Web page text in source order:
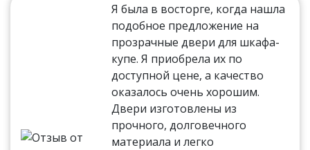
Я была в восторге, когда нашла
подобное предложение на
прозрачные двери для шкафа-
купе. Я приобрела их по
доступной цене, а качество
оказалось очень хорошим.
Двери изготовлены из
прочного, долговечного
материала и легко